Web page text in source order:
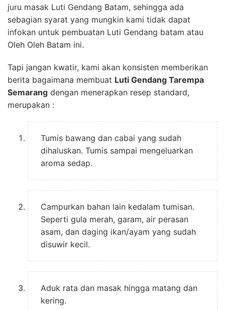
juru masak Luti Gendang Batam, sehingga ada
sebagian syarat yang mungkin kami tidak dapat
infokan untuk pembuatan Luti Gendang batam atau
Oleh Oleh Batam ini.
Tapi jangan kwatir, kami akan konsisten memberikan
berita bagaimana membuat Luti Gendang Tarempa
Semarang dengan menerapkan resep standard,
merupakan :
Tumis bawang dan cabai yang sudah
dihaluskan. Tumis sampai mengeluarkan
aroma sedap.
Campurkan bahan lain kedalam tumisan.
Seperti gula merah, garam, air perasan
asam, dan daging ikan/ayam yang sudah
disuwir kecil.
Aduk rata dan masak hingga matang dan
kering.